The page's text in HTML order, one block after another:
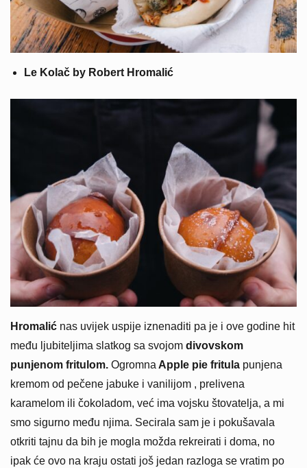
Le Kolač by Robert Hromalić
Hromalić nas uvijek uspije iznenaditi pa je i ove godine hit
među ljubiteljima slatkog sa svojom divovskom
punjenom fritulom. Ogromna Apple pie fritula punjena
kremom od pečene jabuke i vanilijom , prelivena
karamelom ili čokoladom, već ima vojsku štovatelja, a mi
smo sigurno među njima. Secirala sam je i pokušavala
otkriti tajnu da bih je mogla možda rekreirati i doma, no
ipak će ovo na kraju ostati još jedan razloga se vratim po